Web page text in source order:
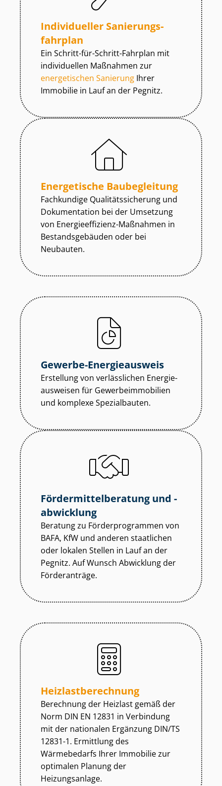
Individueller Sa­nie­rungs­
fahr­plan
Ein Schritt-für-Schritt-Fahrplan mit
individuellen Maßnahmen zur
energetischen Sanierung Ihrer
Immobilie in Lauf an der Pegnitz.
Energetische Baubegleitung
Fachkundige Qua­li­täts­si­che­rung und
Dokumentation bei der Umsetzung
von En­er­gie­ef­fi­zi­enz-Maßnahmen in
Be­stands­ge­bäu­den oder bei
Neubauten.
Gewerbe-Energieausweis
Erstellung von verlässlichen En­er­gie­
aus­wei­sen für Ge­wer­be­im­mo­bi­li­en
und komplexe Spezialbauten.
För­der­mit­tel­be­ra­tung und -
abwicklung
Beratung zu För­der­pro­gram­men von
BAFA, KfW und anderen staatlichen
oder lokalen Stellen in Lauf an der
Pegnitz. Auf Wunsch Abwicklung der
Förderanträge.
Heiz­last­be­rech­nung
Berechnung der Heizlast gemäß der
Norm DIN EN 12831 in Verbindung
mit der nationalen Ergänzung DIN/TS
12831-1. Ermittlung des
Wärmebedarfs Ihrer Immobilie zur
optimalen Planung der
Heizungsanlage.